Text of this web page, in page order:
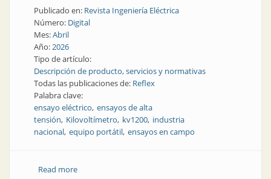
Publicado en: Revista Ingeniería Eléctrica
Número: Digital
Mes:Abril
Año:2026
Tipo de artículo:
Descripción de producto, servicios y normativas
Todas las publicaciones de: Reflex
Palabra clave:
ensayo eléctrico ensayos de alta
tensión Kilovoltímetro kv1200 industria
nacional equipo portátil ensayos en campo
Read moreabout Alta tensión en campo